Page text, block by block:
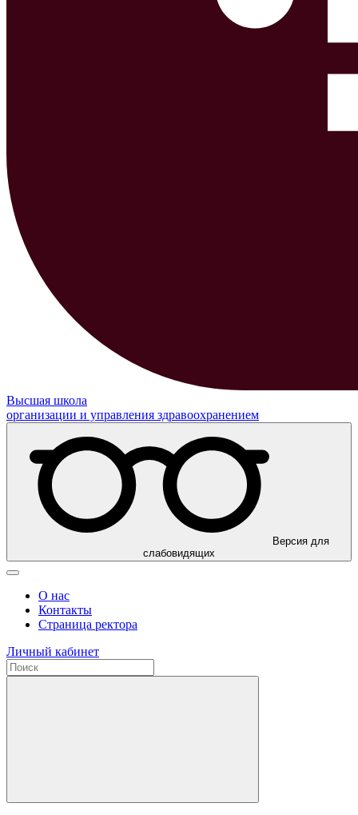
Высшая школа
организации и управления здравоохранением
Версия для
слабовидящих
О нас
Контакты
Страница ректора
Личный кабинет